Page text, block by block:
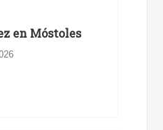
en Móstoles